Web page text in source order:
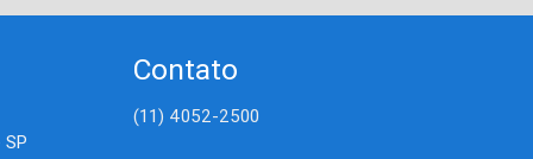
Contato
(11) 4052-2500